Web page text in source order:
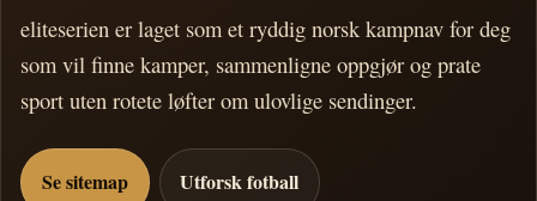
eliteserien er laget som et ryddig norsk kampnav for deg
som vil finne kamper, sammenligne oppgjør og prate
sport uten rotete løfter om ulovlige sendinger.
Se sitemap Utforsk fotball